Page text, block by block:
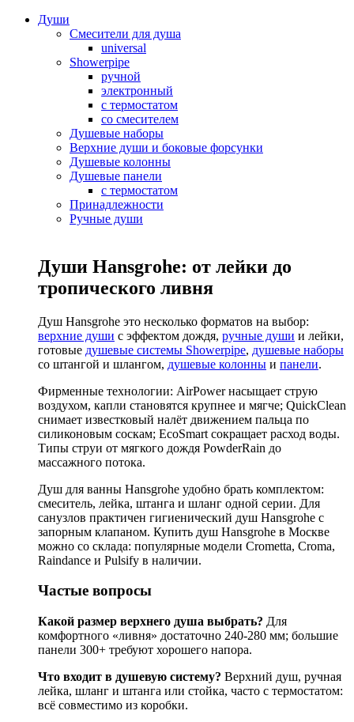
Души
Смесители для душа
universal
Showerpipe
ручной
электронный
с термостатом
со смесителем
Душевые наборы
Верхние души и боковые форсунки
Душевые колонны
Душевые панели
с термостатом
Принадлежности
Ручные души
Души Hansgrohe: от лейки до
тропического ливня
Душ Hansgrohe это несколько форматов на выбор:
верхние души с эффектом дождя, ручные души и лейки,
готовые душевые системы Showerpipe, душевые наборы
со штангой и шлангом, душевые колонны и панели.
Фирменные технологии: AirPower насыщает струю
воздухом, капли становятся крупнее и мягче; QuickClean
снимает известковый налёт движением пальца по
силиконовым соскам; EcoSmart сокращает расход воды.
Типы струи от мягкого дождя PowderRain до
массажного потока.
Душ для ванны Hansgrohe удобно брать комплектом:
смеситель, лейка, штанга и шланг одной серии. Для
санузлов практичен гигиенический душ Hansgrohe с
запорным клапаном. Купить душ Hansgrohe в Москве
можно со склада: популярные модели Crometta, Croma,
Raindance и Pulsify в наличии.
Частые вопросы
Какой размер верхнего душа выбрать? Для
комфортного «ливня» достаточно 240-280 мм; большие
панели 300+ требуют хорошего напора.
Что входит в душевую систему? Верхний душ, ручная
лейка, шланг и штанга или стойка, часто с термостатом:
всё совместимо из коробки.